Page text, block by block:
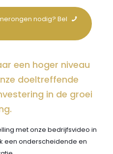
nodig? Bel
een hoger niveau
doeltreffende
in de groei
met onze bedrijfsvideo in
een onderscheidende en